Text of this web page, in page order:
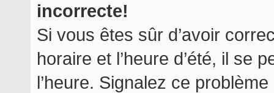
incorrecte!
Si vous êtes sûr d’avoir
horaire et l’heure d’été, il se
l’heure. Signalez ce problème